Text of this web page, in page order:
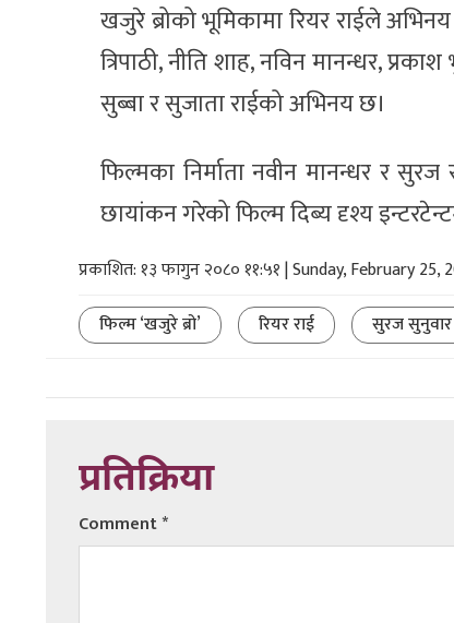
खजुरे ब्रोको भूमिकामा रियर राईले
त्रिपाठी, नीति शाह, नविन मानन्धर,
सुब्बा र सुजाता राईको अभिनय छ।
फिल्मका निर्माता नवीन मानन्धर र
छायांकन गरेको फिल्म दिब्य दृश्य
प्रकाशित: १३ फागुन २०८० ११:५१ | Sunday, February 25,
फिल्म ‘खजुरे ब्रो’
रियर राई सुरज सुनुवार
प्रतिक्रिया
Comment*